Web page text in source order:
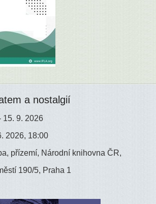
a nostalgií
15. 9. 2026
2026, 18:00
přízemí, Národní knihovna ČR,
190/5, Praha 1